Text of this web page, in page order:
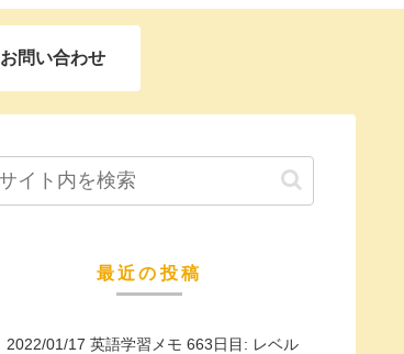
お問い合わせ
最近の投稿
2022/01/17 英語学習メモ 663日目: レベル